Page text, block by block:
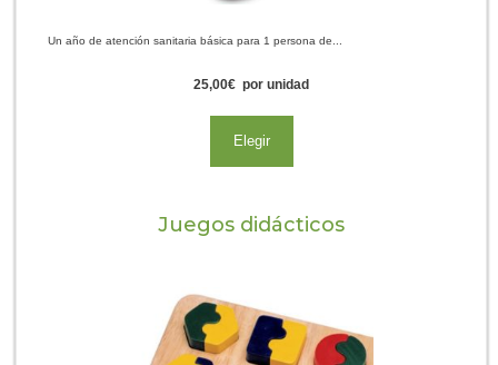
Un año de atención sanitaria básica para 1 persona de...
25,00€ por unidad
Elegir
Juegos didácticos